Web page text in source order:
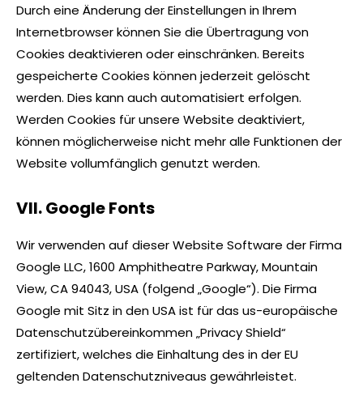
Durch eine Änderung der Einstellungen in Ihrem
Internetbrowser können Sie die Übertragung von
Cookies deaktivieren oder einschränken. Bereits
gespeicherte Cookies können jederzeit gelöscht
werden. Dies kann auch automatisiert erfolgen.
Werden Cookies für unsere Website deaktiviert,
können möglicherweise nicht mehr alle Funktionen der
Website vollumfänglich genutzt werden.
VII. Google Fonts
Wir verwenden auf dieser Website Software der Firma
Google LLC, 1600 Amphitheatre Parkway, Mountain
View, CA 94043, USA (folgend „Google“). Die Firma
Google mit Sitz in den USA ist für das us-europäische
Datenschutzübereinkommen „Privacy Shield“
zertifiziert, welches die Einhaltung des in der EU
geltenden Datenschutzniveaus gewährleistet.